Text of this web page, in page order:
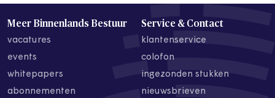
Meer Binnenlands Bestuur
vacatures
events
whitepapers
abonnementen
Service & Contact
klantenservice
colofon
ingezonden stukken
nieuwsbrieven